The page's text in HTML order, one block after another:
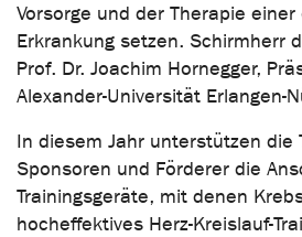
Vorsorge und der Therapie
Erkrankung setzen. Schirmherr
Prof. Dr. Joachim Hornegger,
Alexander-Universität Erlangen-
In diesem Jahr unterstützen die
Sponsoren und Förderer die
Trainingsgeräte, mit denen
hocheffektives Herz-Kreislauf-